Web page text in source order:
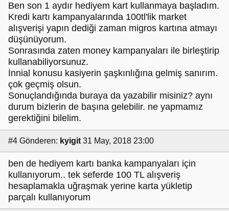
Ben son 1 aydır hediyem kart kullanmaya başladım.
Kredi kartı kampanyalarında 100tl'lik market
alışverişi yapın dediği zaman migros kartına atmayı
düşünüyorum.
Sonrasında zaten money kampanyaları ile birleştirip
kullanabiliyorsunuz.
İnnial konusu kasiyerin şaşkınlığına gelmiş sanırım.
çok geçmiş olsun.
Sonuçlandığında buraya da yazabilir misiniz? aynı
durum bizlerin de başına gelebilir. ne yapmamız
gerektiğini bilelim.
#4 Gönderen: kyigit 31 May, 2018 23:00
ben de hediyem kartı banka kampanyaları için
kullanıyorum.. tek seferde 100 TL alışveriş
hesaplamakla uğraşmak yerine karta yükletip
parçalı kullanıyorum